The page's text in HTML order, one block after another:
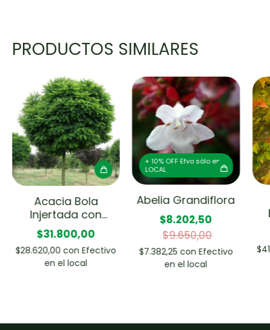
PRODUCTOS SIMILARES
Acacia Bola
Injertada con
Copa
$31.800,00
$28.620,00con Efectivo
en el local
+ 10% OFF Efvo sólo en
LOCAL
Abelia Grandiflora
$8.202,50
$9.650,00
$7.382,25 con Efectivo
en el local